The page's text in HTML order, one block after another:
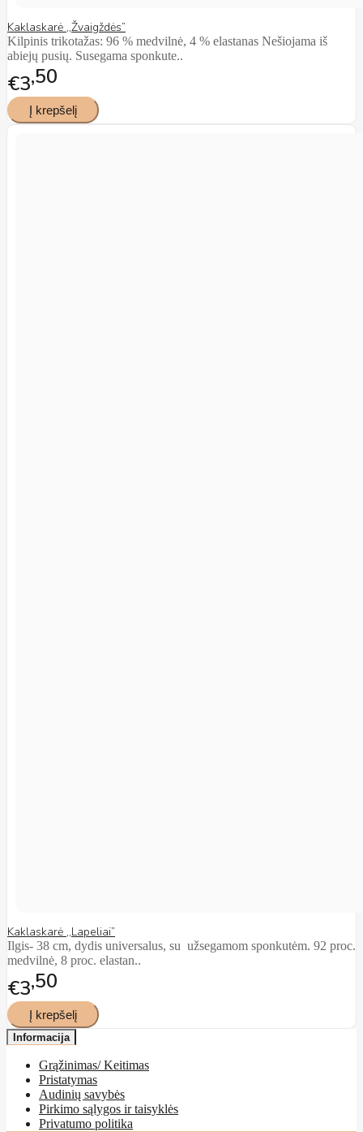
Kaklaskarė ,,Žvaigždės”
Kilpinis trikotažas: 96 % medvilnė, 4 % elastanas Nešiojama iš
abiejų pusių. Susegama sponkute..
€3 50
Kaklaskarė ,,Lapeliai”
Ilgis- 38 cm, dydis universalus, su užsegamom sponkutėm. 92 proc.
medvilnė, 8 proc. elastan..
€3 50
Informacija
Grąžinimas/ Keitimas
Pristatymas
Audinių savybės
Pirkimo sąlygos ir taisyklės
Privatumo politika